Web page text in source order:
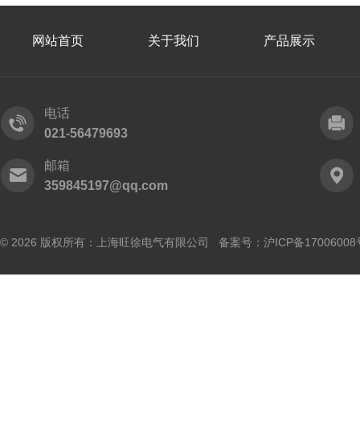
网站首页 关于我们 产品展示
电话
021-56479693
邮箱
359845197@qq.com
© 2026 版权所有：上海旺徐电气有限公司 备案号： 沪ICP备17006008